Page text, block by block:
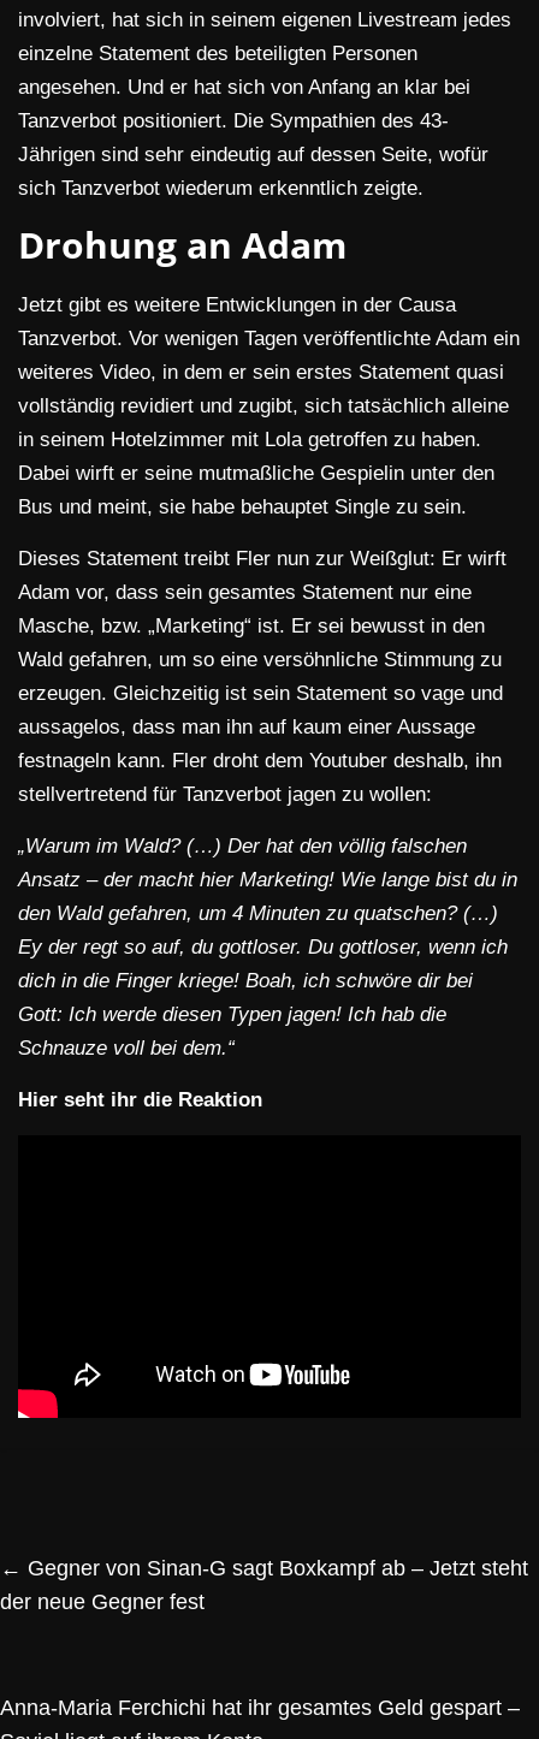
involviert, hat sich in seinem eigenen Livestream jedes
einzelne Statement des beteiligten Personen
angesehen. Und er hat sich von Anfang an klar bei
Tanzverbot positioniert. Die Sympathien des 43-
Jährigen sind sehr eindeutig auf dessen Seite, wofür
sich Tanzverbot wiederum erkenntlich zeigte.
Drohung an Adam
Jetzt gibt es weitere Entwicklungen in der Causa
Tanzverbot. Vor wenigen Tagen veröffentlichte Adam ein
weiteres Video, in dem er sein erstes Statement quasi
vollständig revidiert und zugibt, sich tatsächlich alleine
in seinem Hotelzimmer mit Lola getroffen zu haben.
Dabei wirft er seine mutmaßliche Gespielin unter den
Bus und meint, sie habe behauptet Single zu sein.
Dieses Statement treibt Fler nun zur Weißglut: Er wirft
Adam vor, dass sein gesamtes Statement nur eine
Masche, bzw. „Marketing“ ist. Er sei bewusst in den
Wald gefahren, um so eine versöhnliche Stimmung zu
erzeugen. Gleichzeitig ist sein Statement so vage und
aussagelos, dass man ihn auf kaum einer Aussage
festnageln kann. Fler droht dem Youtuber deshalb, ihn
stellvertretend für Tanzverbot jagen zu wollen:
„Warum im Wald? (…) Der hat den völlig falschen
Ansatz – der macht hier Marketing! Wie lange bist du in
den Wald gefahren, um 4 Minuten zu quatschen? (…)
Ey der regt so auf, du gottloser. Du gottloser, wenn ich
dich in die Finger kriege! Boah, ich schwöre dir bei
Gott: Ich werde diesen Typen jagen! Ich hab die
Schnauze voll bei dem.“
Hier seht ihr die Reaktion
← Gegner von Sinan-G sagt Boxkampf ab – Jetzt steht
der neue Gegner fest
Anna-Maria Ferchichi hat ihr gesamtes Geld gespart –